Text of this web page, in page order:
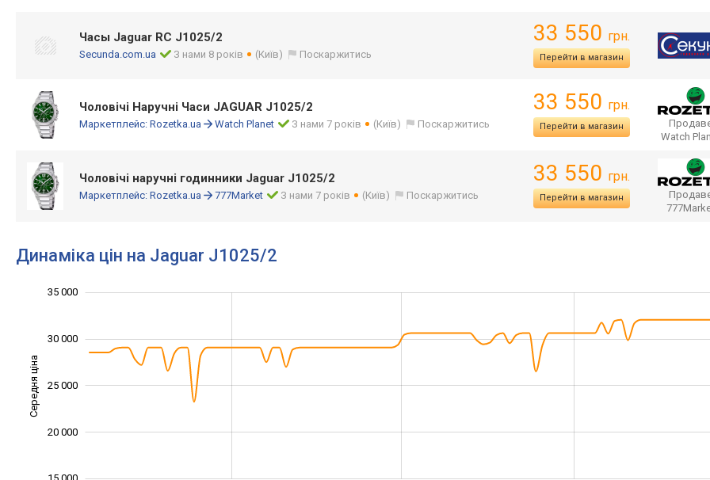
Часы Jaguar RC J1025/2
Secunda.com.ua З нами 8 років (Київ) Поскаржитись
33 550 грн.
Перейти в магазин
Чоловічі Наручні Часи JAGUAR J1025/2
Маркетплейс: Rozetka.ua Watch Planet З нами 7 років (Київ) Поскаржитись
33 550 грн.
Перейти в магазин
Watch
Чоловічі наручні годинники Jaguar J1025/2
Маркетплейс: Rozetka.ua 777Market З нами 7 років (Київ) Поскаржитись
33 550 грн.
Перейти в магазин
Динаміка цін на Jaguar J1025/2
Середня ціна 15 000
20 000
25 000
30 000
35 000